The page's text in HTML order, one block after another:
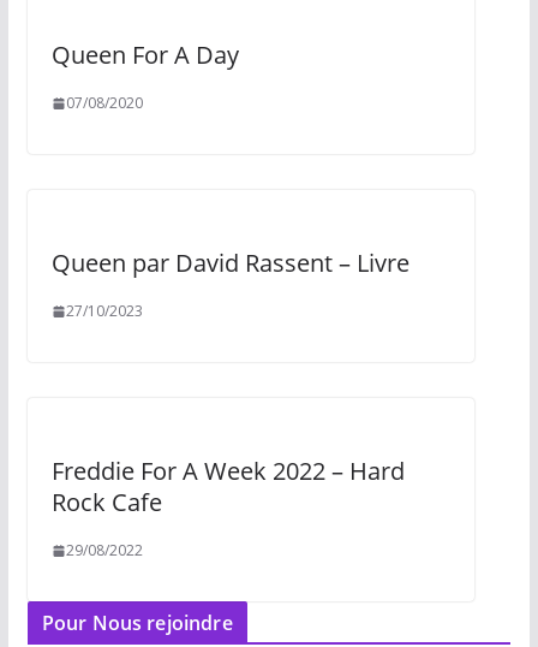
Queen For A Day
07/08/2020
Queen par David Rassent – Livre
27/10/2023
Freddie For A Week 2022 – Hard
Rock Cafe
29/08/2022
Pour Nous rejoindre